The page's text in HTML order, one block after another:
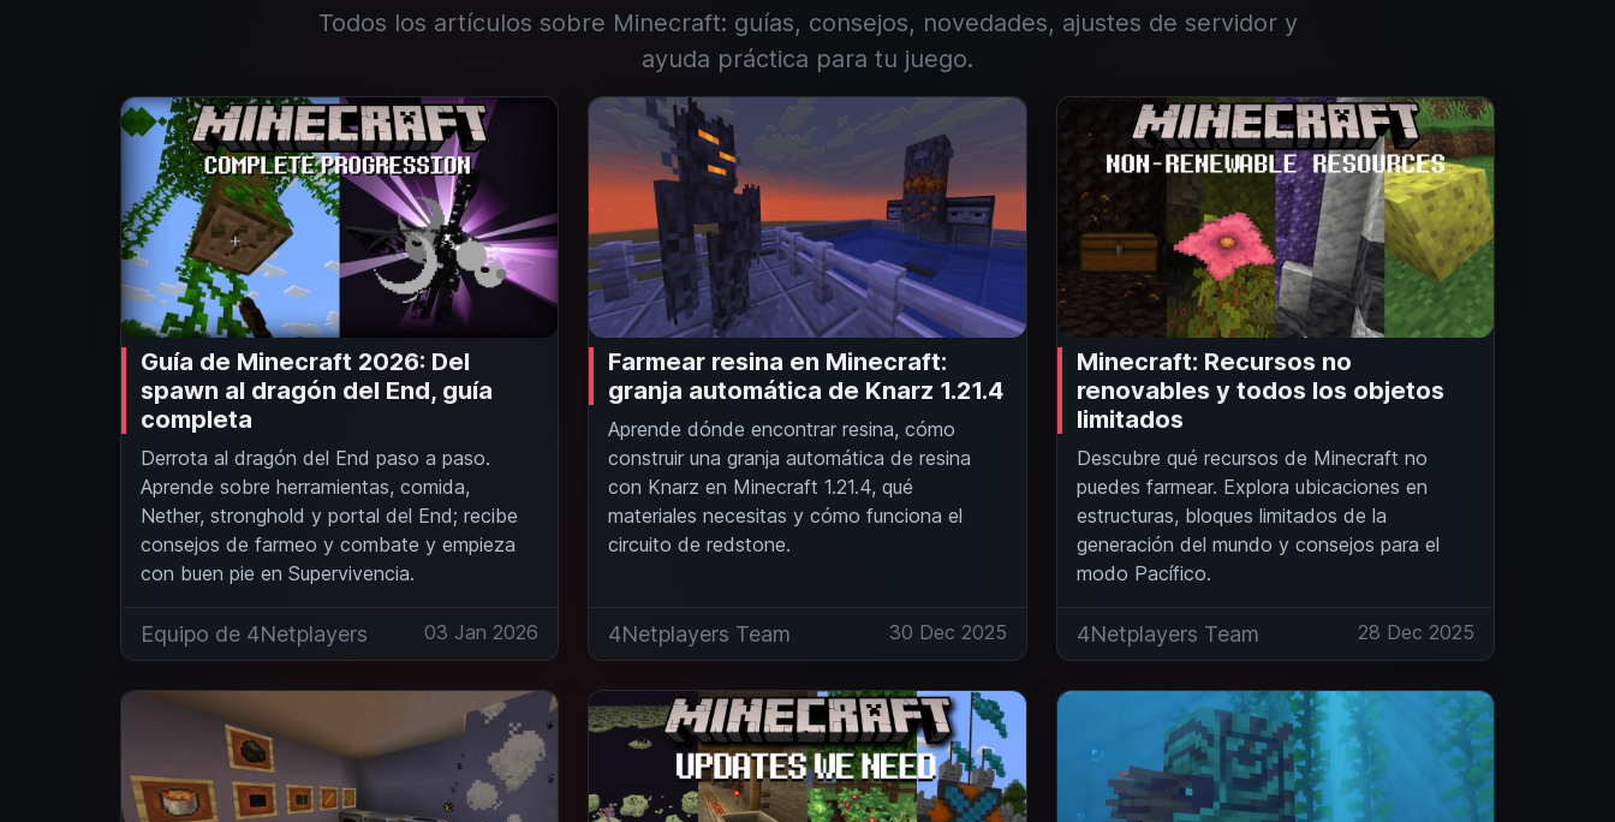
Todos los artículos sobre Minecraft: guías, consejos, novedades, ajustes de servidor y
ayuda práctica para tu juego.
Guía de Minecraft 2026: Del
spawn al dragón del End, guía
completa
Derrota al dragón del End paso a paso.
Aprende sobre herramientas, comida,
Nether, stronghold y portal del End; recibe
consejos de farmeo y combate y empieza
con buen pie en Supervivencia.
Equipo de 4Netplayers 03 Jan 2026
Farmear resina en Minecraft:
granja automática de Knarz 1.21.4
Aprende dónde encontrar resina, cómo
construir una granja automática de resina
con Knarz en Minecraft 1.21.4, qué
materiales necesitas y cómo funciona el
circuito de redstone.
4Netplayers Team 30 Dec 2025
Minecraft: Recursos no
renovables y todos los objetos
limitados
Descubre qué recursos de Minecraft no
puedes farmear. Explora ubicaciones en
estructuras, bloques limitados de la
generación del mundo y consejos para el
modo Pacífico.
4Netplayers Team 28 Dec 2025